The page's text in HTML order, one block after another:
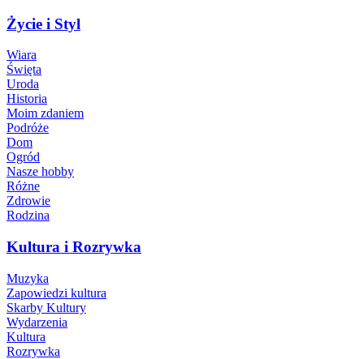
Życie i Styl
Wiara
Święta
Uroda
Historia
Moim zdaniem
Podróże
Dom
Ogród
Nasze hobby
Różne
Zdrowie
Rodzina
Kultura i Rozrywka
Muzyka
Zapowiedzi kultura
Skarby Kultury
Wydarzenia
Kultura
Rozrywka